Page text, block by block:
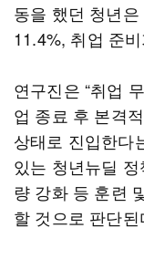
동을 했던 청년
11.4%, 취업 준
연구진은 “취업
업 종료 후 본격
상태로 진입한다
있는 청년뉴딜
량 강화 등 훈련
할 것으로 판단된